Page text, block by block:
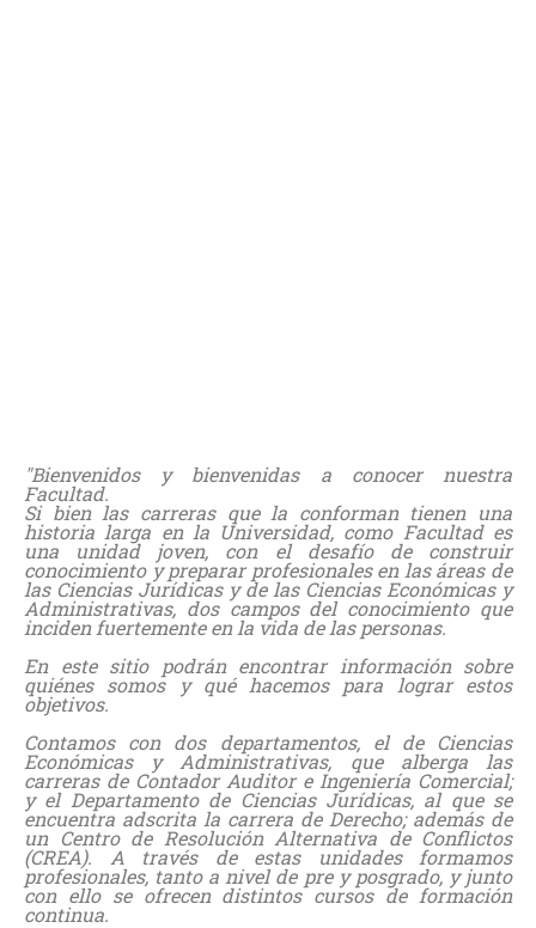
"Bienvenidos y bienvenidas a conocer nuestra
Facultad.
Si bien las carreras que la conforman tienen una
historia larga en la Universidad, como Facultad es
una unidad joven, con el desafío de construir
conocimiento y preparar profesionales en las áreas de
las Ciencias Jurídicas y de las Ciencias Económicas y
Administrativas, dos campos del conocimiento que
inciden fuertemente en la vida de las personas.
En este sitio podrán encontrar información sobre
quiénes somos y qué hacemos para lograr estos
objetivos.
Contamos con dos departamentos, el de Ciencias
Económicas y Administrativas, que alberga las
carreras de Contador Auditor e Ingeniería Comercial;
y el Departamento de Ciencias Jurídicas, al que se
encuentra adscrita la carrera de Derecho; además de
un Centro de Resolución Alternativa de Conflictos
(CREA). A través de estas unidades formamos
profesionales, tanto a nivel de pre y posgrado, y junto
con ello se ofrecen distintos cursos de formación
continua.